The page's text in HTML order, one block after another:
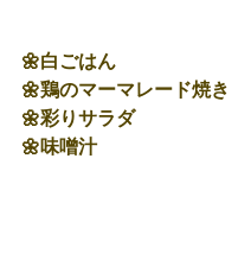
🌼白ごはん
🌼鶏のマーマレード焼き
🌼彩りサラダ
🌼味噌汁